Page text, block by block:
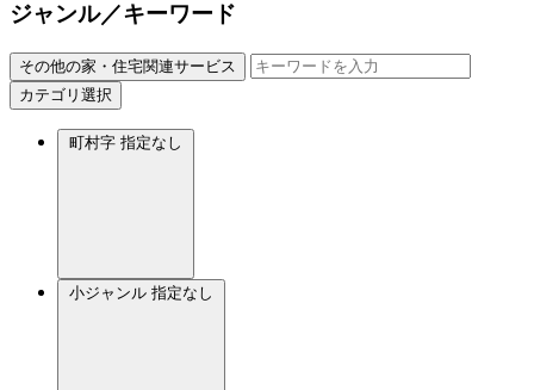
ジャンル／キーワード
その他の家・住宅関連サービス
カテゴリ選択
町村字 指定なし
小ジャンル 指定なし